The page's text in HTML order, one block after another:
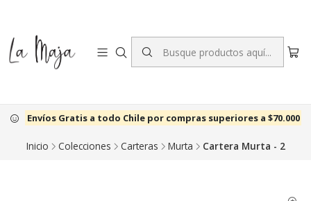
Envíos Gratis a todo Chile por compras superiores a $70.000
Inicio Colecciones Carteras Murta Cartera Murta - 2